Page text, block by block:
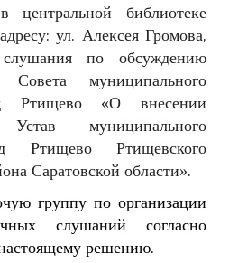
библиотеке
ул. Алексея Громова,
по обсуждению
муниципального
Ртищево «О внесении
муниципального
Ртищево Ртищевского
Саратовской области».
группу по организации
слушаний согласно
решению.